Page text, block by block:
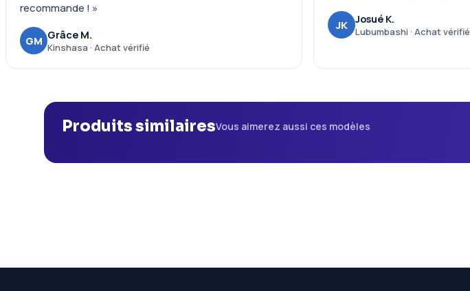
recommande ! »
GM Grâce M.
Kinshasa · Achat vérifié
JK Josué K.
Lubumbashi · Achat vérifié
Produits similairesVous aimerez aussi ces modèles